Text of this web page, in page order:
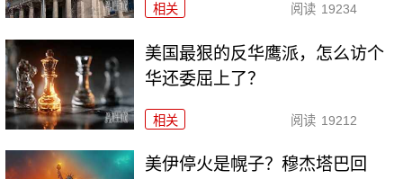
相关 阅读 19234
美国最狠的反华鹰派，怎么访个
华还委屈上了？
相关 阅读 19212
美伊停火是幌子？穆杰塔巴回